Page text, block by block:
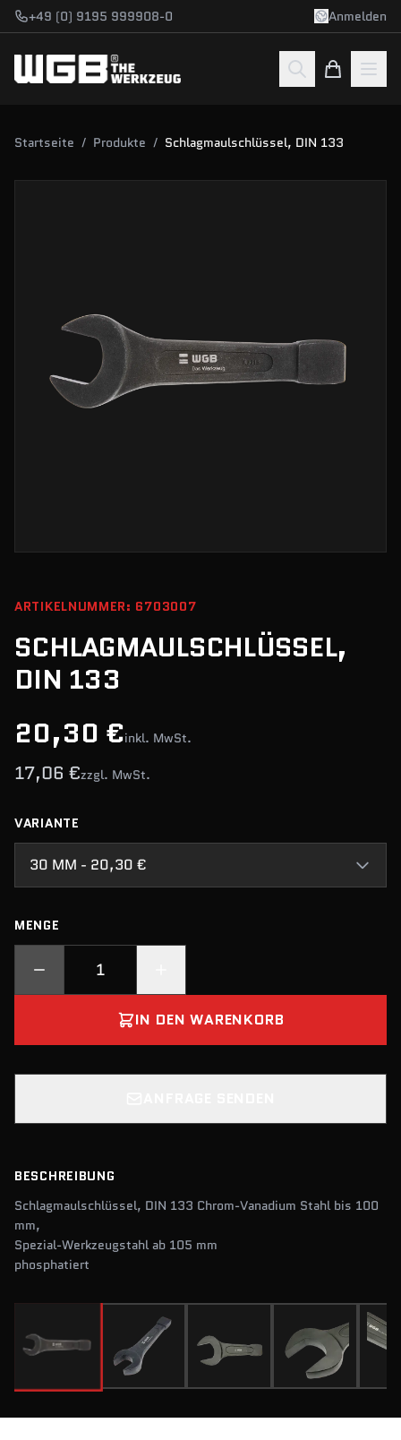
Zum Hauptinhalt springen
+49 (0) 9195 999908-0 Anmelden
Startseite / Produkte / Schlagmaulschlüssel, DIN 133
ARTIKELNUMMER: 6703007
SCHLAGMAULSCHLÜSSEL,
DIN 133
20,30 €inkl. MwSt.
17,06 €zzgl. MwSt.
VARIANTE
30 MM - 20,30 €
MENGE
IN DEN WARENKORB
BESCHREIBUNG
Schlagmaulschlüssel, DIN 133 Chrom-Vanadium Stahl bis 100
mm,
Spezial-Werkzeugstahl ab 105 mm
phosphatiert